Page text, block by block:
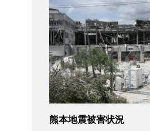
熊本地震被害状況